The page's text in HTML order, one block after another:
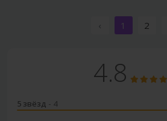
‹ 1 2
4.8
5 звёзд - 4